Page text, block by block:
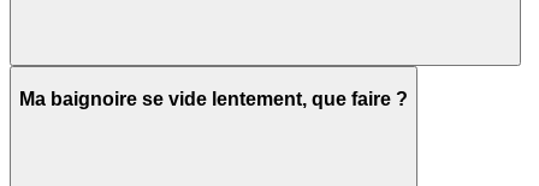
Ma baignoire se vide lentement, que faire ?